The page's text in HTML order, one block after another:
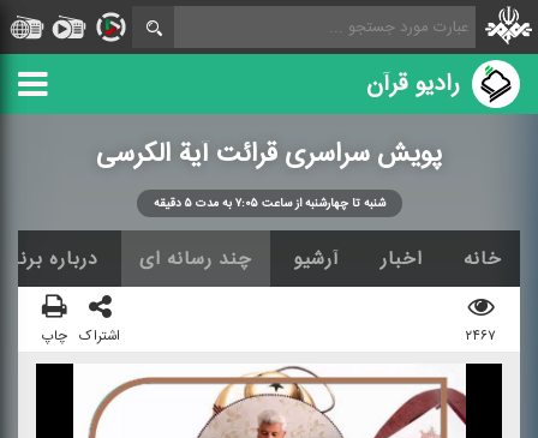
رادیو قرآن
پویش سراسری قرائت آیة الكرسی
شنبه تا چهارشنبه از ساعت ۷:۰۵ به مدت ۵ دقیقه
خانه اخبار آرشیو چند رسانه ای درباره
۲۴۶۷ اشتراک چاپ